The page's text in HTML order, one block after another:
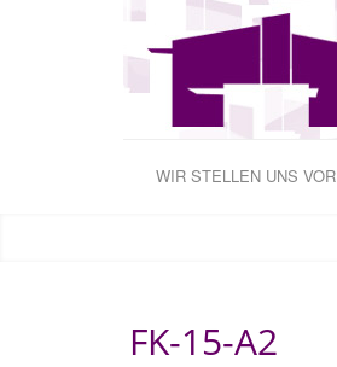
WIR STELLEN UNS VOR
FK-15-A2